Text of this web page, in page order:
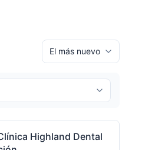
Highland Dental